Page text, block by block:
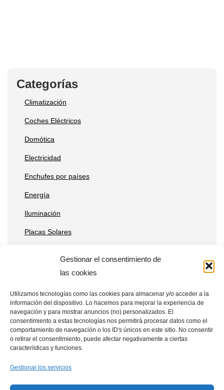
Gestionar el consentimiento de
las cookies
Utilizamos tecnologías como las cookies para almacenar y/o acceder a la
información del dispositivo. Lo hacemos para mejorar la experiencia de
navegación y para mostrar anuncios (no) personalizados. El
consentimiento a estas tecnologías nos permitirá procesar datos como el
comportamiento de navegación o los ID's únicos en este sitio. No consentir
o retirar el consentimiento, puede afectar negativamente a ciertas
características y funciones.
Gestionar los servicios
Categorías
Climatización
Coches Eléctricos
Domótica
Electricidad
Enchufes por países
Energía
Iluminación
Placas Solares
Entradas recientes
Qué ventajas tienen las placas solares en estaciones de
telecomunicaciones remotas